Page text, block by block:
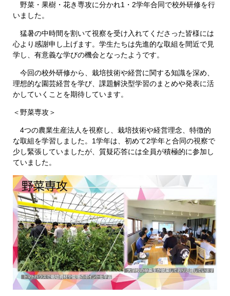
野菜・果樹・花き専攻に分かれ1・2学年合同で校外研修を行
いました。
猛暑の中時間を割いて視察を受け入れてくださった皆様には
心より感謝申し上げます。学生たちは先進的な取組を間近で見
学し、有意義な学びの機会となったようです。
今回の校外研修から、栽培技術や経営に関する知識を深め、
理想的な園芸経営を学び、課題解決型学習のまとめや発表に活
かしていくことを期待しています。
＜野菜専攻＞
4つの農業生産法人を視察し、栽培技術や経営理念、特徴的
な取組を学習しました。1学年は、初めて2学年と合同の視察で
少し緊張していましたが、質疑応答には全員が積極的に参加し
ていました。